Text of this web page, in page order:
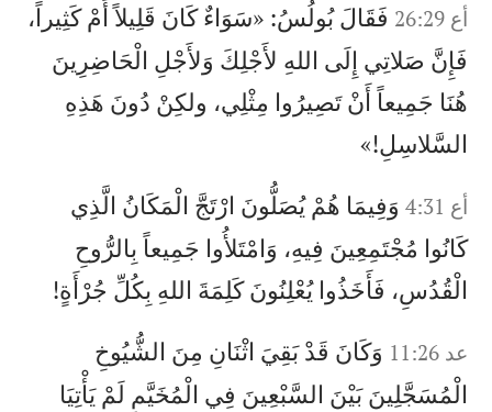
أع 26:29
فَقَالَ بُولُسُ: «سَوَاءٌ كَانَ قَلِيلاً أَمْ كَثِيراً،
فَإِنَّ صَلاتِي إِلَى اللهِ لأَجْلِكَ وَلأَجْلِ الْحَاضِرِينَ
هُنَا جَمِيعاً أَنْ تَصِيرُوا مِثْلِي، ولكِنْ دُونَ هَذِهِ
السَّلاسِلِ!»
أع 4:31
وَفِيمَا هُمْ يُصَلُّونَ ارْتَجَّ الْمَكَانُ الَّذِي
كَانُوا مُجْتَمِعِينَ فِيهِ، وَامْتَلأُوا جَمِيعاً بِالرُّوحِ
الْقُدُسِ، فَأَخَذُوا يُعْلِنُونَ كَلِمَةَ اللهِ بِكُلِّ جُرْأَةٍ!
عد 11:26
وَكَانَ قَدْ بَقِيَ اثْنَانِ مِنَ الشُّيُوخِ
الْمُسَجَّلِينَ بَيْنَ السَّبْعِينَ فِي الْمُخَيَّمِ لَمْ يَأْتِيَا